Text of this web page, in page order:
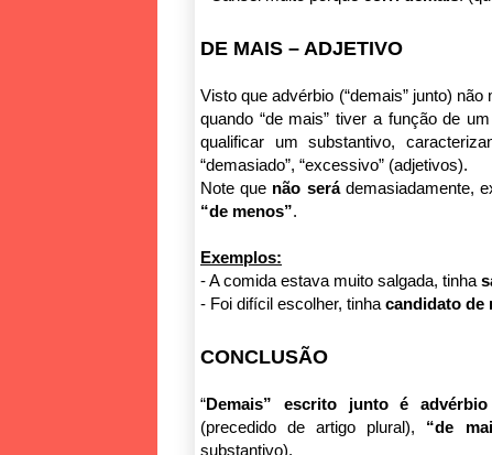
DE MAIS – ADJETIVO
Visto que advérbio (“demais” junto)
quando “de mais” tiver a função de
qualificar um substantivo,
“demasiado”, “excessivo” (adjetivos).
Note que não serádemasiadamente,
“de menos”.
Exemplos:
- A comida estava muito salgada, tinha
- Foi difícil escolher, tinha candidato de
CONCLUSÃO
“Demais” escrito junto é advérbio
(precedido de artigo plural), “de
substantivo).